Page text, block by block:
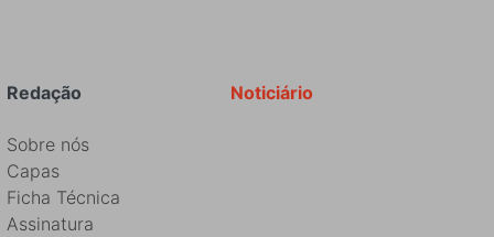
Noticiário
Redação
Sobre nós
Capas
Ficha Técnica
Assinatura